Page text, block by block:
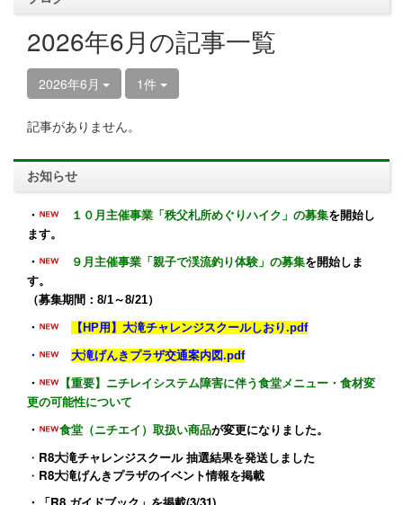
2026年6月の記事一覧
2026年6月 1件
記事がありません。
お知らせ
・ １０月主催事業「秩父札所めぐりハイク」の募集を開始し
ます。
・ ９月主催事業「親子で渓流釣り体験」の募集を開始しま
す。
（募集期間：8/1～8/21）
・ 【HP用】大滝チャレンジスクールしおり.pdf
・ 大滝げんきプラザ交通案内図.pdf
・
【重要】ニチレイシステム障害に伴う食堂メニュー・食材変
更の可能性について
・ 食堂（ニチエイ）取扱い商品が変更になりました。
・ R8大滝チャレンジスクール 抽選結果を発送しました
・ R8大滝げんきプラザのイベント情報を掲載